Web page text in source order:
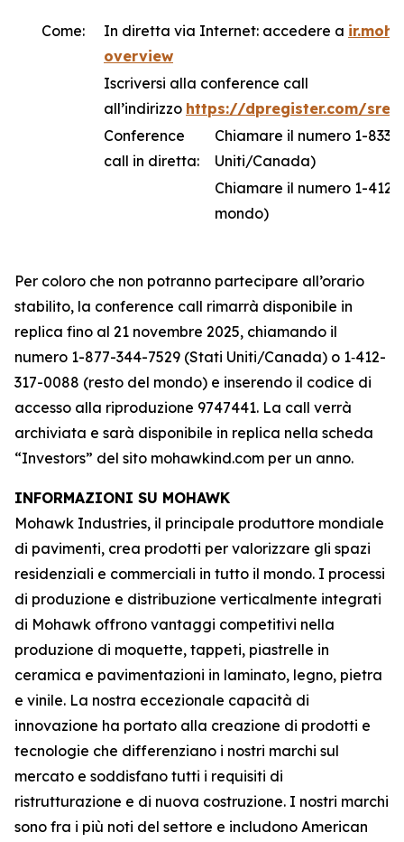
Come: In diretta via Internet: accedere a
overview
Iscriversi alla conference call
all’indirizzo https://dpregister.com/
Conference
call in diretta:
Chiamare il numero 1-833-
Uniti/Canada)
Chiamare il numero 1-412-
mondo)
Per coloro che non potranno partecipare all’orario
stabilito, la conference call rimarrà disponibile in
replica fino al 21 novembre 2025, chiamando il
numero 1-877-344-7529 (Stati Uniti/Canada) o 1‑412-
317-0088 (resto del mondo) e inserendo il codice di
accesso alla riproduzione 9747441. La call verrà
archiviata e sarà disponibile in replica nella scheda
“Investors” del sito mohawkind.com per un anno.
INFORMAZIONI SU MOHAWK
Mohawk Industries, il principale produttore mondiale
di pavimenti, crea prodotti per valorizzare gli spazi
residenziali e commerciali in tutto il mondo. I processi
di produzione e distribuzione verticalmente integrati
di Mohawk offrono vantaggi competitivi nella
produzione di moquette, tappeti, piastrelle in
ceramica e pavimentazioni in laminato, legno, pietra
e vinile. La nostra eccezionale capacità di
innovazione ha portato alla creazione di prodotti e
tecnologie che differenziano i nostri marchi sul
mercato e soddisfano tutti i requisiti di
ristrutturazione e di nuova costruzione. I nostri marchi
sono fra i più noti del settore e includono American